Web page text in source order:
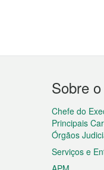
Menu
do
Sobre
Chefe do
Principais
Órgãos
Serviços e